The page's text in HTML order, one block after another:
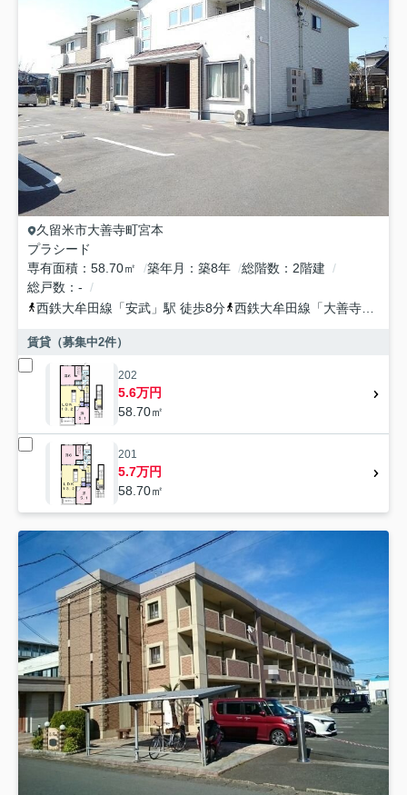
久留米市大善寺町宮本
プラシード
専有面積
58.70㎡ 築年月 築8年 総階数
2階建
総戸数
-
西鉄大牟田線 「安武 」駅 徒歩8分 西鉄大牟田線 「大善寺
賃貸（募集中2件）
202
5.6万円
58.70㎡
201
5.7万円
58.70㎡